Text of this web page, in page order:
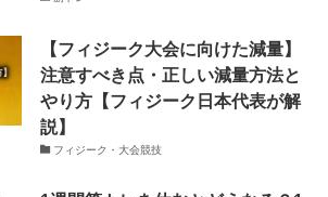
【フィジーク大会に向けた減量】
注意すべき点・正しい減量方法と
やり方【フィジーク日本代表が解
説】
フィジーク・大会競技